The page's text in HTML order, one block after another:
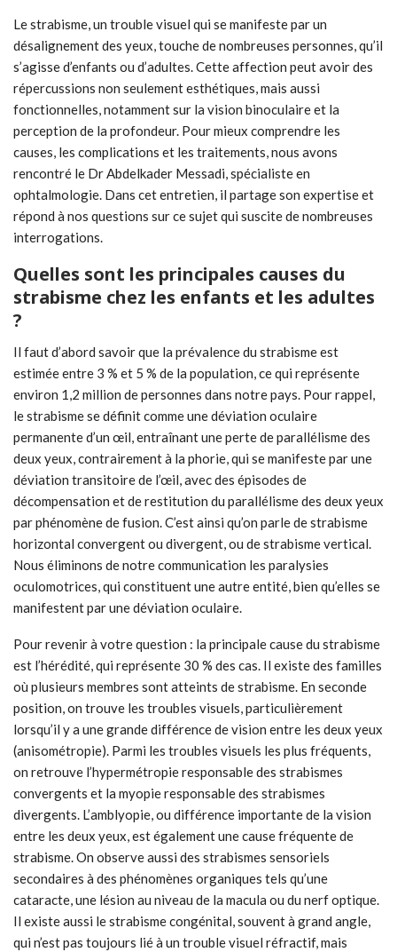
Le strabisme, un trouble visuel qui se manifeste par un
désalignement des yeux, touche de nombreuses personnes, qu’il
s’agisse d’enfants ou d’adultes. Cette affection peut avoir des
répercussions non seulement esthétiques, mais aussi
fonctionnelles, notamment sur la vision binoculaire et la
perception de la profondeur. Pour mieux comprendre les
causes, les complications et les traitements, nous avons
rencontré le Dr Abdelkader Messadi, spécialiste en
ophtalmologie. Dans cet entretien, il partage son expertise et
répond à nos questions sur ce sujet qui suscite de nombreuses
interrogations.
Quelles sont les principales causes du
strabisme chez les enfants et les adultes
?
Il faut d’abord savoir que la prévalence du strabisme est
estimée entre 3 % et 5 % de la population, ce qui représente
environ 1,2 million de personnes dans notre pays. Pour rappel,
le strabisme se définit comme une déviation oculaire
permanente d’un œil, entraînant une perte de parallélisme des
deux yeux, contrairement à la phorie, qui se manifeste par une
déviation transitoire de l’œil, avec des épisodes de
décompensation et de restitution du parallélisme des deux yeux
par phénomène de fusion. C’est ainsi qu’on parle de strabisme
horizontal convergent ou divergent, ou de strabisme vertical.
Nous éliminons de notre communication les paralysies
oculomotrices, qui constituent une autre entité, bien qu’elles se
manifestent par une déviation oculaire.
Pour revenir à votre question : la principale cause du strabisme
est l’hérédité, qui représente 30 % des cas. Il existe des familles
où plusieurs membres sont atteints de strabisme. En seconde
position, on trouve les troubles visuels, particulièrement
lorsqu’il y a une grande différence de vision entre les deux yeux
(anisométropie). Parmi les troubles visuels les plus fréquents,
on retrouve l’hypermétropie responsable des strabismes
convergents et la myopie responsable des strabismes
divergents. L’amblyopie, ou différence importante de la vision
entre les deux yeux, est également une cause fréquente de
strabisme. On observe aussi des strabismes sensoriels
secondaires à des phénomènes organiques tels qu’une
cataracte, une lésion au niveau de la macula ou du nerf optique.
Il existe aussi le strabisme congénital, souvent à grand angle,
qui n’est pas toujours lié à un trouble visuel réfractif, mais